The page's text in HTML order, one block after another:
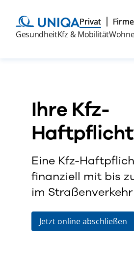
Privat
GesundheitKfz & Mobilität
Ihre Kfz-
Eine Kfz-
finanziell mit bis
im
Jetzt online abschließen